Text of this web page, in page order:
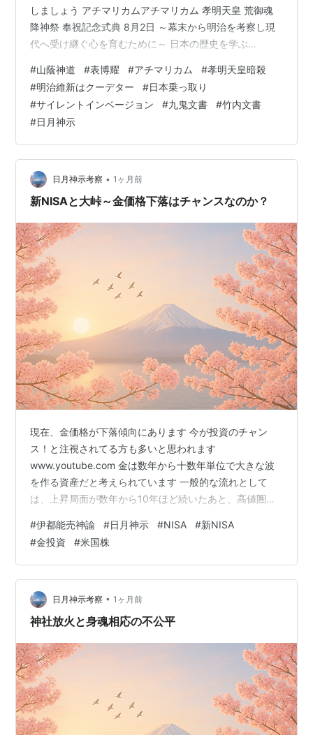
しましょう アチマリカムアチマリカム 孝明天皇 荒御魂
降神祭 奉祝記念式典 8月2日 ～幕末から明治を考察し現
代へ受け継ぐ心を育むために～ 日本の歴史を学ぶ
先日の沖縄慰霊の様子 ワクチン列車と牛の写真はザウル
スの法則様よりお借りしましたジョンとヨーコ
www.youtube.com 7/9はっしーDS情報
www.youtube.com
#山蔭神道 #表博耀 #アチマリカム #孝明天皇暗殺
#明治維新はクーデター #日本乗っ取り
#サイレントインベージョン #九鬼文書 #竹内文書
#日月神示
日月神示考察 • 1ヶ月前
新NISAと大峠～金価格下落はチャンスなのか？
現在、金価格が下落傾向にあります 今が投資のチャン
ス！と注視されてる方も多いと思われます
www.youtube.com 金は数年から十数年単位で大きな波
を作る資産だと考えられています 一般的な流れとして
は、上昇局面が数年から10年ほど続いたあと、高値圏で
入ることがあります その後に底をつけると、再び数年か
ら10年程度かけて上昇トレンドに移行していく、という
長いサイクルを繰り返す傾向があります 過去の例でも、
1980年の高値のあと長期低迷が続いた時期や、2001年頃
を起点に2011年まで大きく上昇した局面など、10年前後
の大きな流れが見られま…
#伊都能売神諭 #日月神示 #NISA #新NISA
#金投資 #米国株
日月神示考察 • 1ヶ月前
神社放火と身魂相応の不公平